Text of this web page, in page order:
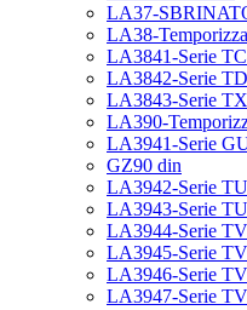
LA37-
LA38-
LA3841-Serie
LA3842-Serie
LA3843-Serie
LA390-
LA3941-Serie
GZ90 din
LA3942-Serie
LA3943-Serie
LA3944-Serie
LA3945-Serie
LA3946-Serie
LA3947-Serie